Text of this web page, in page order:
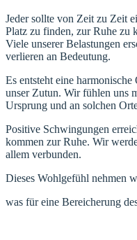
Jeder sollte von Zeit zu Zeit
Platz zu finden, zur Ruhe zu
Viele unserer Belastungen
verlieren an Bedeutung.
Es entsteht eine
unser Zutun. Wir fühlen uns
Ursprung und an solchen
Positive Schwingungen
kommen zur Ruhe. Wir
allem verbunden.
Dieses Wohlgefühl nehmen
was für eine Bereicherung